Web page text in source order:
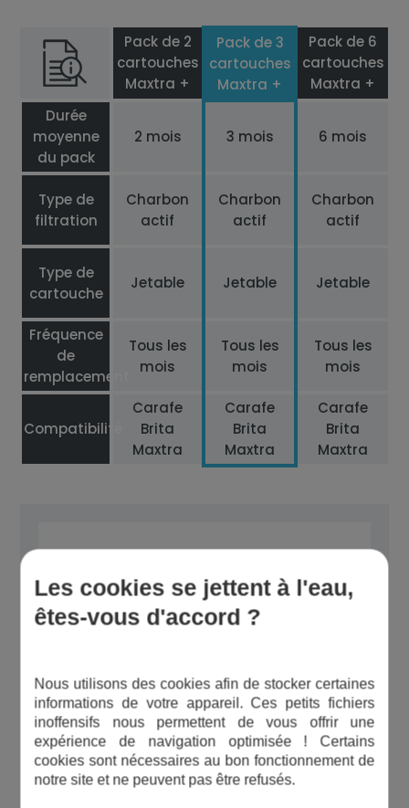
Pack de 2
cartouches
Maxtra +
Pack de 3
cartouches
Maxtra +
Pack de 6
cartouches
Maxtra +
Durée
moyenne
du pack
2 mois 3 mois 6 mois
Type de
filtration
Charbon
actif
Charbon
actif
Charbon
actif
Type de
cartouche
Jetable Jetable Jetable
Fréquence
de
remplacement
Tous les
mois
Tous les
mois
Tous les
mois
Compatibilité
Carafe
Brita
Maxtra
Carafe
Brita
Maxtra
Carafe
Brita
Maxtra
qu'un goût revient à l'eau. Si vous
vous absentez quelques jours,
videz la carafe, et sortez la
cartouche pour la ranger dans un
endroit sec.
Les cartouches MAXTRA+ ne sont
Les cookies se jettent à l'eau,
êtes-vous d'accord ?
Nous utilisons des cookies afin de stocker certaines
informations de votre appareil. Ces petits fichiers
inoffensifs nous permettent de vous offrir une
expérience de navigation optimisée ! Certains
cookies sont nécessaires au bon fonctionnement de
notre site et ne peuvent pas être refusés.